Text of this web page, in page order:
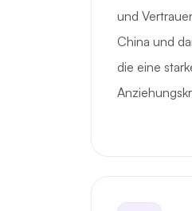
und
China und
die eine